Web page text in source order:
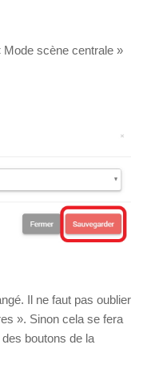
Mode scène centrale »
Il ne faut pas oublier
». Sinon cela se fera
boutons de la